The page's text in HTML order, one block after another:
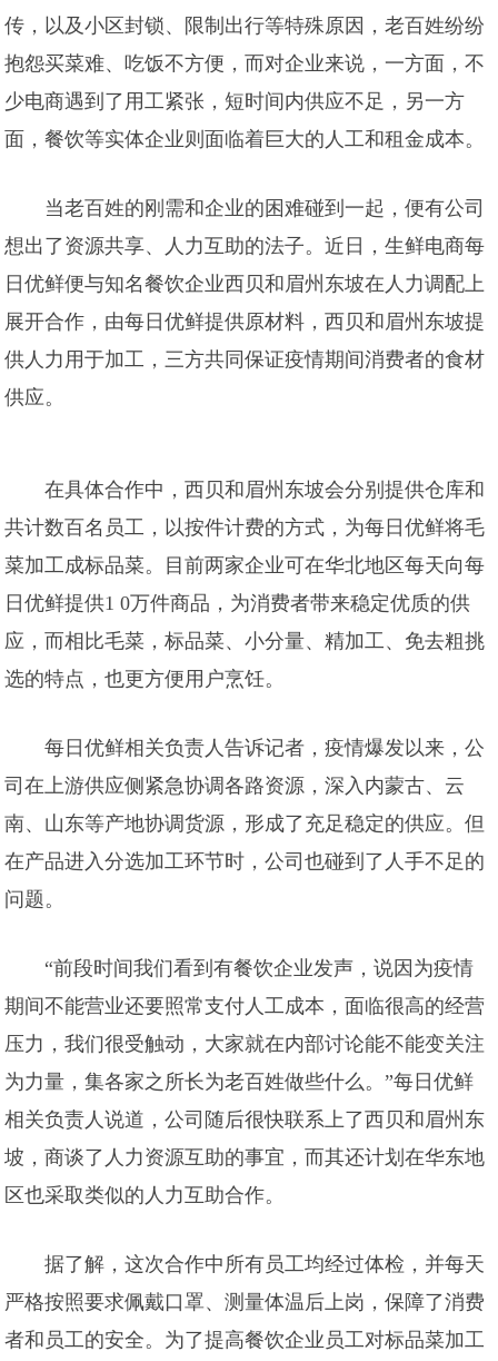
传，以及小区封锁、限制出行等特殊原因，老百姓纷纷
抱怨买菜难、吃饭不方便，而对企业来说，一方面，不
少电商遇到了用工紧张，短时间内供应不足，另一方
面，餐饮等实体企业则面临着巨大的人工和租金成本。
当老百姓的刚需和企业的困难碰到一起，便有公司
想出了资源共享、人力互助的法子。近日，生鲜电商每
日优鲜便与知名餐饮企业西贝和眉州东坡在人力调配上
展开合作，由每日优鲜提供原材料，西贝和眉州东坡提
供人力用于加工，三方共同保证疫情期间消费者的食材
供应。
在具体合作中，西贝和眉州东坡会分别提供仓库和
共计数百名员工，以按件计费的方式，为每日优鲜将毛
菜加工成标品菜。目前两家企业可在华北地区每天向每
日优鲜提供1 0万件商品，为消费者带来稳定优质的供
应，而相比毛菜，标品菜、小分量、精加工、免去粗挑
选的特点，也更方便用户烹饪。
每日优鲜相关负责人告诉记者，疫情爆发以来，公
司在上游供应侧紧急协调各路资源，深入内蒙古、云
南、山东等产地协调货源，形成了充足稳定的供应。但
在产品进入分选加工环节时，公司也碰到了人手不足的
问题。
“前段时间我们看到有餐饮企业发声，说因为疫情
期间不能营业还要照常支付人工成本，面临很高的经营
压力，我们很受触动，大家就在内部讨论能不能变关注
为力量，集各家之所长为老百姓做些什么。”每日优鲜
相关负责人说道，公司随后很快联系上了西贝和眉州东
坡，商谈了人力资源互助的事宜，而其还计划在华东地
区也采取类似的人力互助合作。
据了解，这次合作中所有员工均经过体检，并每天
严格按照要求佩戴口罩、测量体温后上岗，保障了消费
者和员工的安全。为了提高餐饮企业员工对标品菜加工